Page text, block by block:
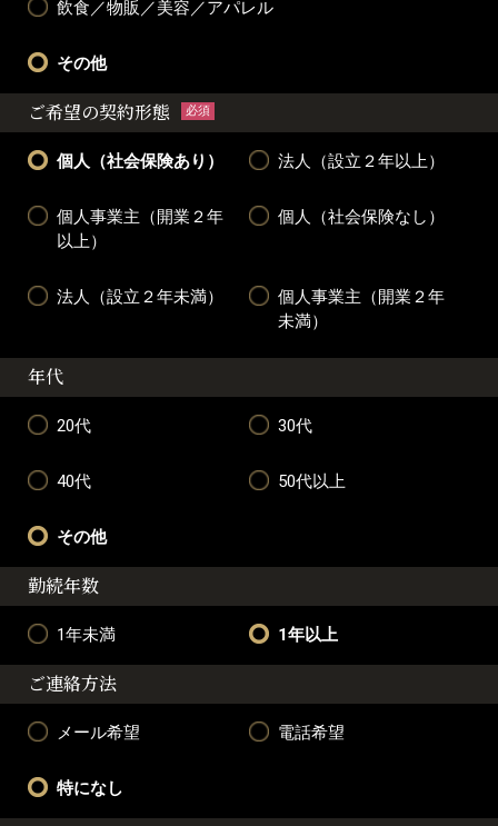
飲食／物販／美容／アパレル
その他
ご希望の契約形態 必須
個人（社会保険あり） 法人（設立２年以上）
個人事業主（開業２年
以上）
個人（社会保険なし）
法人（設立２年未満）
個人事業主（開業２年
未満）
年代
20代 30代
40代 50代以上
その他
勤続年数
1年未満 1年以上
ご連絡方法
メール希望 電話希望
特になし